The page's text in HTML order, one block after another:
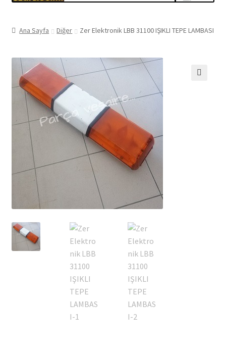
Ana Sayfa Diğer Zer Elektronik LBB 31100 IŞIKLI TEPE LAMBASI